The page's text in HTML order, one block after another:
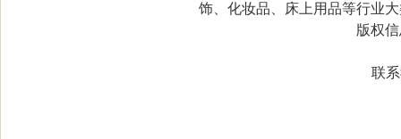
饰、化妆品、床上用品等行业
版权信
联